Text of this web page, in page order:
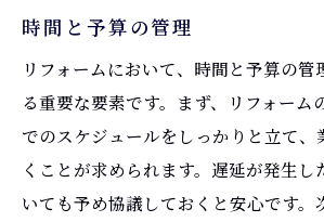
時間と予算の管理
リフォームにおいて、時間と予算の管
る重要な要素です。まず、リフォーム
でのスケジュールをしっかりと立て、
くことが求められます。遅延が発生し
いても予め協議しておくと安心です。